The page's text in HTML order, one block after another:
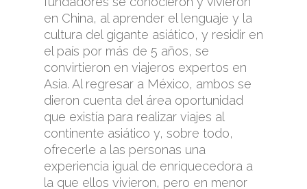
en China, al aprender el lenguaje y la
cultura del gigante asiático, y residir en
el país por más de 5 años, se
convirtieron en viajeros expertos en
Asia. Al regresar a México, ambos se
dieron cuenta del área oportunidad
que existía para realizar viajes al
continente asiático y, sobre todo,
ofrecerle a las personas una
experiencia igual de enriquecedora a
la que ellos vivieron, pero en menor